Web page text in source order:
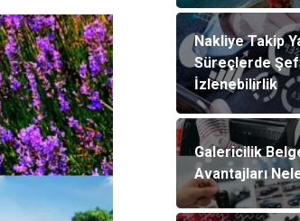
Nakliye Takip
Süreçlerde
İzlenebilirlik
Galericilik
Avantajları